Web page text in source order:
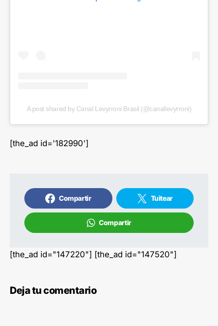
A post shared by Canal Levyrroni Brasil (@canallevyrroni)
[the_ad id='182990']
Compartir Tuitear
Compartir
[the_ad id="147220"] [the_ad id="147520"]
Deja tu comentario